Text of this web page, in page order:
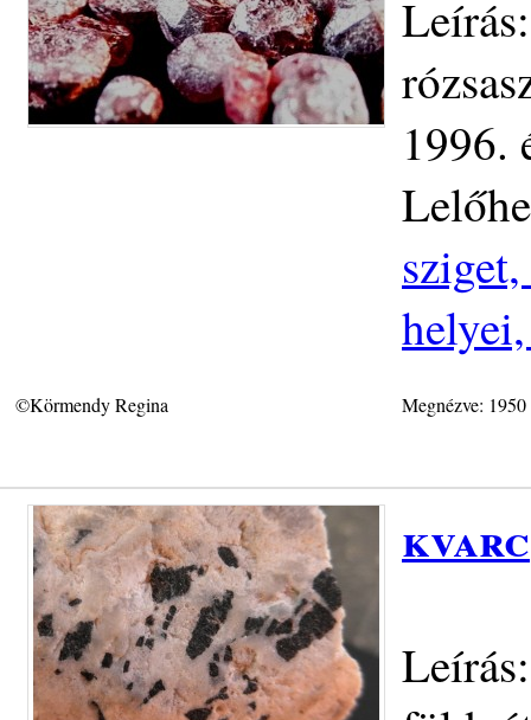
1996.
©Körmendy Regina Megnézve:
kvarc